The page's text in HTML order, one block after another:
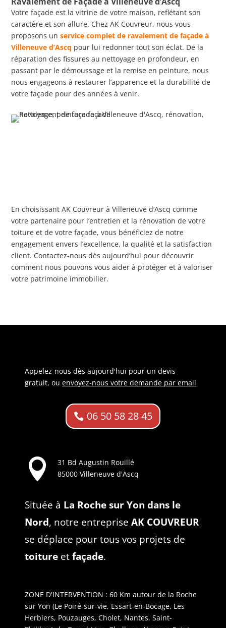
Votre façade est la vitrine de votre maison, reflétant son
caractère et son allure. Chez AK Couvreur, nous vous
proposons unservice complet de ravalement de façade à
Villeneuve d’Ascq pour lui redonner tout son éclat. De la
réparation des fissures au nettoyage en profondeur, en
passant par le démoussage et la remise en peinture, nous
nous engageons à restaurer l’apparence et la durabilité de
votre façade pour des années à venir.
En choisissant AK Couvreur à Villeneuve d’Ascq comme
votre partenaire pour l’entretien et la rénovation de votre
toiture et de votre façade, vous bénéficiez de notre
engagement envers l’excellence, la qualité et la satisfaction
client. Contactez-nous dès aujourd’hui pour découvrir
comment nous pouvons vous aider à protéger et à valoriser
votre patrimoine immobilier.
Appelez-nous dès aujourd'hui pour un devis
gratuit, ouenvoyez-nous votre demande par email
06 50 58 28 45

31 Bd Augustin Rouillé
85000 Villeneuve d'Ascq
Située à La Roche sur Yon dans le
Nord, notre entrepriseAK COUVREUR
se déplace pour tous vos projets de
toiture etfaçade.
ZONE D'INTERVENTION : 60 Km autour de la Roche
sur Yon (Le Poiré-sur-vie, Essart-en-Bocage, Les
Herbiers, Pouzauges, Cholet, Nantes, Saint-